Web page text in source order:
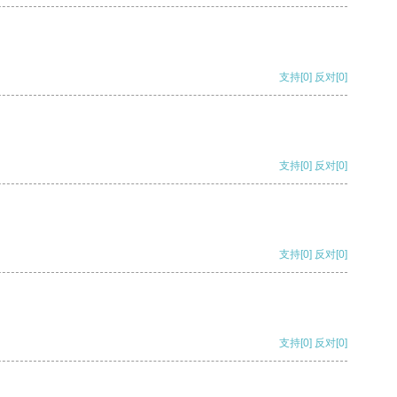
支持[0] 反对[0]
支持[0] 反对[0]
支持[0] 反对[0]
支持[0] 反对[0]